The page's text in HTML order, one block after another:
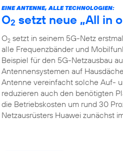
EINE ANTENNE, ALLE TECHNOLOGIEN:
O2 setzt neue „All in
O2 setzt in seinem 5G-Netz
alle Frequenzbänder und
Beispiel für den 5G-Netzausbau
Antennensystemen auf
Antenne vereinfacht solche Auf-
reduzieren auch den benötigten
die Betriebskosten um rund 30
Netzausrüsters Huawei zunächst